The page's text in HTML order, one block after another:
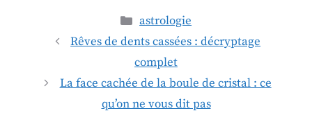
astrologie
Rêves de dents cassées : décryptage
complet
La face cachée de la boule de cristal : ce
qu’on ne vous dit pas